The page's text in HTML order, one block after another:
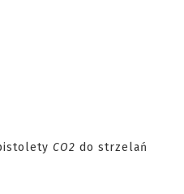
CO2 do strzelań